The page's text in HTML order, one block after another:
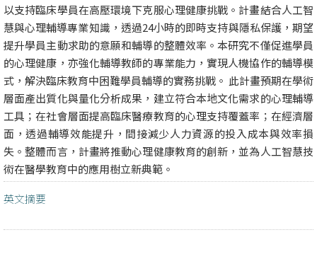
以支持臨床學員在高壓環境下克服心理健康挑戰。計畫結合人工智
慧與心理輔導專業知識，透過24小時的即時支持與隱私保護，期望
提升學員主動求助的意願和輔導的整體效率。本研究不僅促進學員
的心理健康，亦強化輔導教師的專業能力，實現人機協作的輔導模
式，解決臨床教育中困難學員輔導的實務挑戰。 此計畫預期在學術
層面產出質化與量化分析成果，建立符合本地文化需求的心理輔導
工具；在社會層面提高臨床醫療教育的心理支持覆蓋率；在經濟層
面，透過輔導效能提升，間接減少人力資源的投入成本與效率損
失。整體而言，計畫將推動心理健康教育的創新，並為人工智慧技
術在醫學教育中的應用樹立新典範。
英文摘要